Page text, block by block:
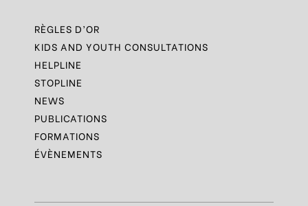
RÈGLES D’OR
KIDS AND YOUTH CONSULTATIONS
HELPLINE
STOPLINE
NEWS
PUBLICATIONS
FORMATIONS
ÉVÈNEMENTS